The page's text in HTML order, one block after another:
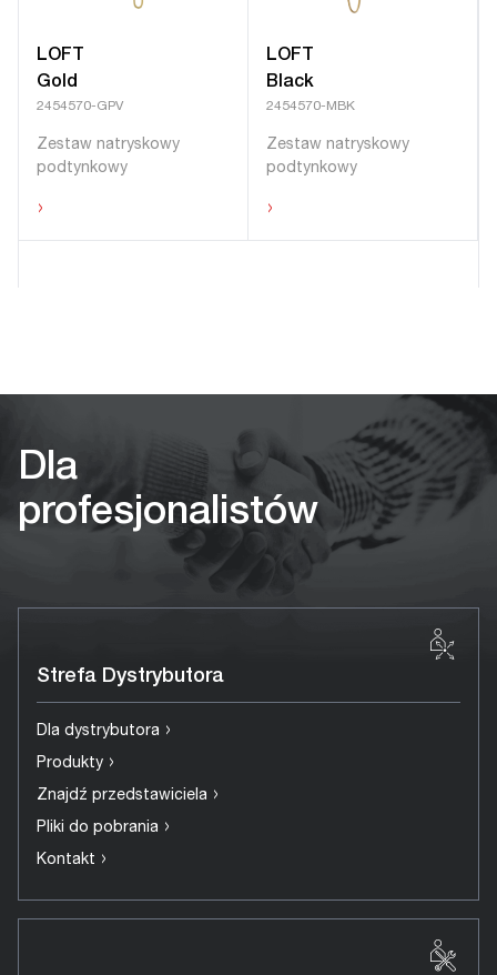
LOFT
Gold
2454570-GPV
Zestaw natryskowy
podtynkowy
›
LOFT
Black
2454570-MBK
Zestaw natryskowy
podtynkowy
›
Dla
profesjonalistów
Strefa Dystrybutora
Dla dystrybutora ›
Produkty ›
Znajdź przedstawiciela ›
Pliki do pobrania ›
Kontakt ›